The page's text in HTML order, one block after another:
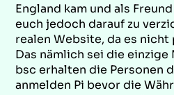
England kam und als
euch jedoch darauf zu
realen Website, da es
Das nämlich sei die
bsc erhalten die Personen
anmelden Pi bevor die